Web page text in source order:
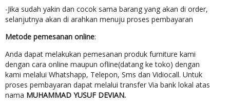
-Jika sudah yakin dan cocok sama barang yang akan di order,
selanjutnya akan di arahkan menuju proses pembayaran
Metode pemesanan online:
Anda dapat melakukan pemesanan produk furniture kami
dengan cara online maupun ofline(datang ke toko) dengan
kami melalui Whatshapp, Telepon, Sms dan Vidiocall. Untuk
proses pembayaran dapat melalui transfer Via bank lokal atas
nama MUHAMMAD YUSUF DEVIAN.